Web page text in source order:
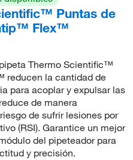
Puntas de
Flex™
Thermo Scientific™
la cantidad de
para acoplar y expulsar las
de manera
de sufrir lesiones por
(RSI). Garantice un mejor
del pipeteador para
y precisión.